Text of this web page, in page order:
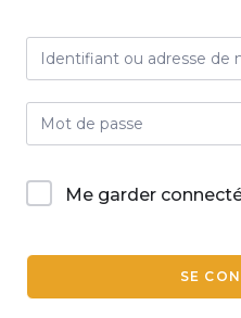
Me garder
SE